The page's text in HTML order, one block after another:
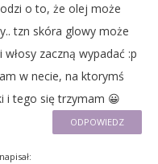
o to, że olej może
tzn skóra glowy może
zaczną wypadać :p
w necie, na ktorymś
i tego się trzymam 😀
ODPOWIEDZ
napisał: